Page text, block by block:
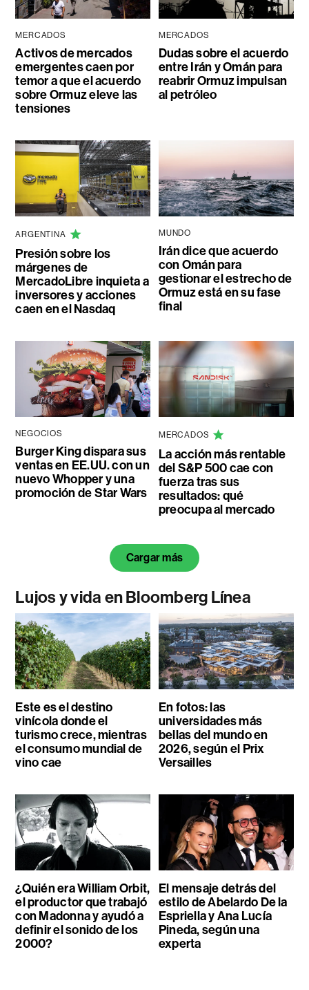
MERCADOS
Activos de mercados
emergentes caen por
temor a que el acuerdo
sobre Ormuz eleve las
tensiones
MERCADOS
Dudas sobre el acuerdo
entre Irán y Omán para
reabrir Ormuz impulsan
al petróleo
ARGENTINA
Presión sobre los
márgenes de
MercadoLibre inquieta a
inversores y acciones
caen en el Nasdaq
MUNDO
Irán dice que acuerdo
con Omán para
gestionar el estrecho de
Ormuz está en su fase
final
NEGOCIOS
Burger King dispara sus
ventas en EE.UU. con un
nuevo Whopper y una
promoción de Star Wars
MERCADOS
La acción más rentable
del S&P 500 cae con
fuerza tras sus
resultados: qué
preocupa al mercado
Cargar más
Lujos y vida en Bloomberg Línea
Este es el destino
vinícola donde el
turismo crece, mientras
el consumo mundial de
vino cae
En fotos: las
universidades más
bellas del mundo en
2026, según el Prix
Versailles
¿Quién era William Orbit,
el productor que trabajó
con Madonna y ayudó a
definir el sonido de los
2000?
El mensaje detrás del
estilo de Abelardo De la
Espriella y Ana Lucía
Pineda, según una
experta